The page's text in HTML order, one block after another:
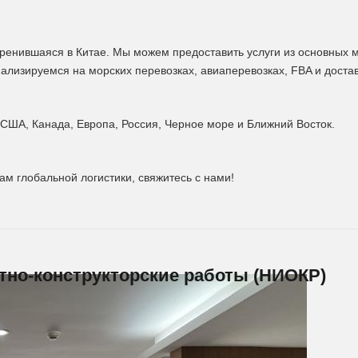
в Китае. Мы можем предоставить услуги из
на морских перевозках, авиаперевозках, FBA и
Канада, Европа, Россия, Черное море и Ближний Восток.
глобальной логистики, свяжитесь с нами!
конструкторские работы (НИОКР)